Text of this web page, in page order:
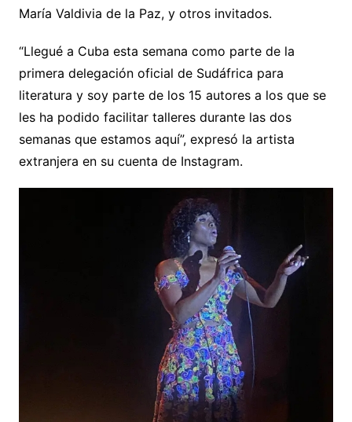
María Valdivia de la Paz, y otros invitados.
“Llegué a Cuba esta semana como parte de la
primera delegación oficial de Sudáfrica para
literatura y soy parte de los 15 autores a los que se
les ha podido facilitar talleres durante las dos
semanas que estamos aquí”, expresó la artista
extranjera en su cuenta de Instagram.